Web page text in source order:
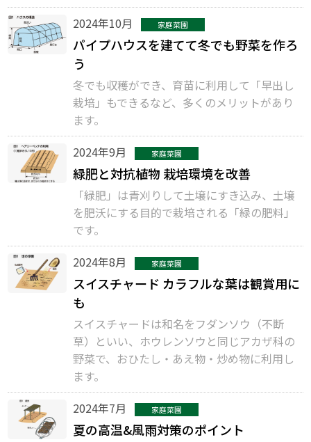
2024年10月
家庭菜園
パイプハウスを建てて冬でも野菜を作ろ
う
冬でも収穫ができ、育苗に利用して「早出し
栽培」もできるなど、多くのメリットがあり
ます。
2024年9月
家庭菜園
緑肥と対抗植物 栽培環境を改善
「緑肥」は青刈りして土壌にすき込み、土壌
を肥沃にする目的で栽培される「緑の肥料」
です。
2024年8月
家庭菜園
スイスチャード カラフルな葉は観賞用に
も
スイスチャードは和名をフダンソウ（不断
草）といい、ホウレンソウと同じアカザ科の
野菜で、おひたし・あえ物・炒め物に利用し
ます。
2024年7月
家庭菜園
夏の高温&風雨対策のポイント